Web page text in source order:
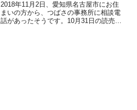
2018年11月2日、愛知県名古屋市にお住
まいの方から、つばさの事務所に相談電
話があったそうです。10月31日の読売新